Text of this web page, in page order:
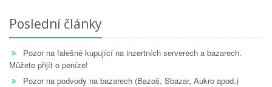
Poslední články
Pozor na falešné kupující na inzertních serverech a bazarech.
Můžete přijít o peníze!
Pozor na podvody na bazarech (Bazoš, Sbazar, Aukro apod.)